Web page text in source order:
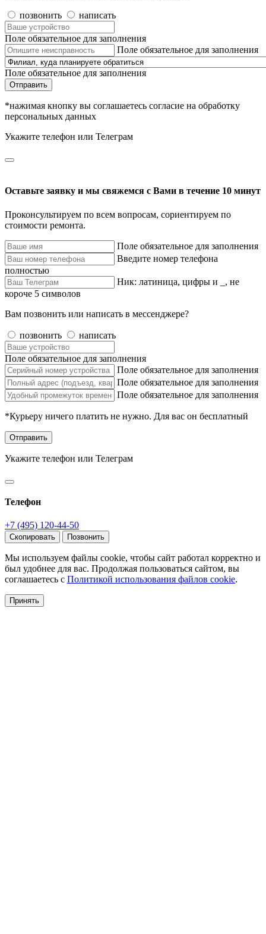
позвонить написать
Поле обязательное для заполнения
Поле обязательное для заполнения
Поле обязательное для заполнения
Отправить
*нажимая кнопку вы соглашаетесь согласие на обработку
персональных данных
Укажите телефон или Телеграм
Оставьте заявку и мы свяжемся с Вами в течение 10 минут
Проконсультируем по всем вопросам, сориентируем по
стоимости ремонта.
Поле обязательное для заполнения
Введите номер телефона
полностью
Ник: латиница, цифры и _, не
короче 5 символов
Вам позвонить или написать в мессенджере?
позвонить написать
Поле обязательное для заполнения
Поле обязательное для заполнения
Поле обязательное для заполнения
Поле обязательное для заполнения
*Курьеру ничего платить не нужно. Для вас он бесплатный
Отправить
Укажите телефон или Телеграм
Телефон
+7 (495) 120-44-50
Скопировать Позвонить
Мы используем файлы cookie, чтобы сайт работал корректно и
был удобнее для вас. Продолжая пользоваться сайтом, вы
соглашаетесь с Политикой использования файлов cookie.
Принять